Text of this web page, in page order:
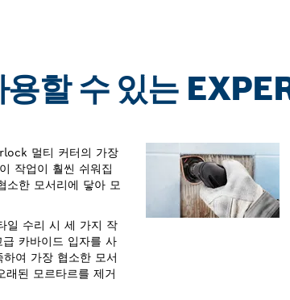
할 수 있는
멀티 커터의 가장
작업이 훨씬 쉬워집
소한 모서리에 닿아 모
일 수리 시 세 가지 작
카바이드 입자를 사
여 가장 협소한 모서
된 모르타르를 제거